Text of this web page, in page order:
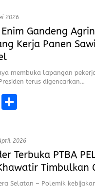
ai
re
2026
Gandeng
Kerja Panen
membuka lapangan
terus digencarkan…
E
ai
re
2026
Terbuka PTBA
Timbulkan
Selatan – Polemik